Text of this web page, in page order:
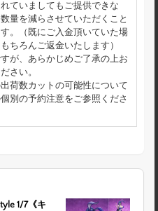
ていましてもご提供できな
量を減らさせていただくこと
。（既にご入金頂いていた場
ちろんご返金いたします）
が、あらかじめご了承の上お
さい。
荷数カットの可能性について
別の予約注意をご参照くださ
1/7《キ